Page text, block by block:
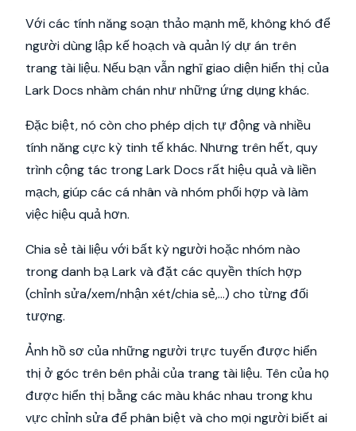
Với các tính năng soạn thảo mạnh mẽ, không khó để
người dùng lập kế hoạch và quản lý dự án trên
trang tài liệu. Nếu bạn vẫn nghĩ giao diện hiển thị của
Lark Docs nhàm chán như những ứng dụng khác.
Đặc biệt, nó còn cho phép dịch tự động và nhiều
tính năng cực kỳ tinh tế khác. Nhưng trên hết, quy
trình cộng tác trong Lark Docs rất hiệu quả và liền
mạch, giúp các cá nhân và nhóm phối hợp và làm
việc hiệu quả hơn.
Chia sẻ tài liệu với bất kỳ người hoặc nhóm nào
trong danh bạ Lark và đặt các quyền thích hợp
(chỉnh sửa/xem/nhận xét/chia sẻ,...) cho từng đối
tượng.
Ảnh hồ sơ của những người trực tuyến được hiển
thị ở góc trên bên phải của trang tài liệu. Tên của họ
được hiển thị bằng các màu khác nhau trong khu
vực chỉnh sửa để phân biệt và cho mọi người biết ai